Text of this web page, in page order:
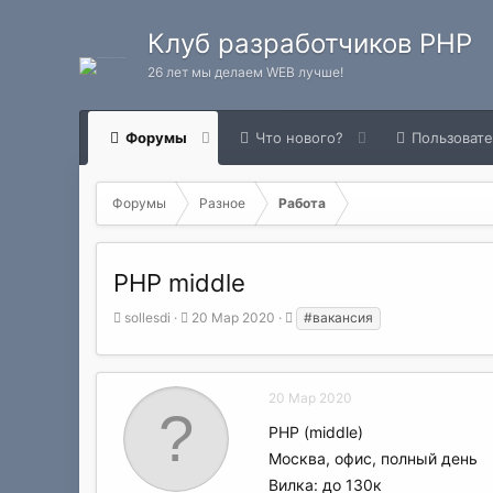
Клуб разработчиков PHP
26 лет мы делаем WEB лучше!
Форумы Что нового?
Форумы Разное Работа
PHP middle
А
т
о
т
е
м
ы
sollesdi
Д
т
а
н
ч
20 Мар 2020
е
г
и
#вакансия
20 Мар 2020
PHP (middle)
Москва, офис, полный день
Вилка: до 130к